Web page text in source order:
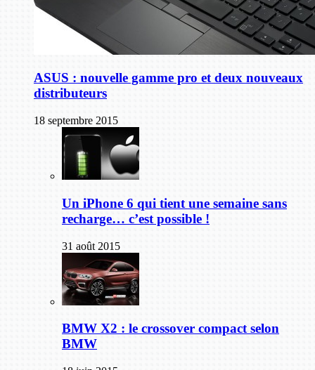
ASUS : nouvelle gamme pro et deux nouveaux
distributeurs
18 septembre 2015
Un iPhone 6 qui tient une semaine sans
recharge… c’est possible !
31 août 2015
BMW X2 : le crossover compact selon
BMW